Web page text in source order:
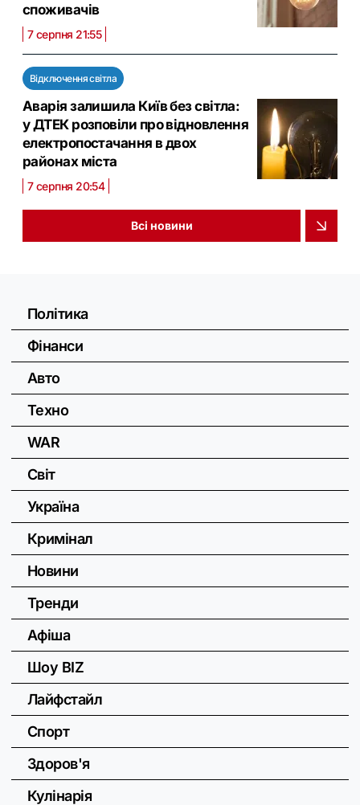
споживачів
7 серпня 21:55
Відключення світла
Аварія залишила Київ без світла:
у ДТЕК розповіли про відновлення
електропостачання в двох
районах міста
7 серпня 20:54
Всі новини
Політика
Фінанси
Авто
Техно
WAR
Світ
Україна
Кримінал
Новини
Тренди
Афіша
Шоу BIZ
Лайфстайл
Спорт
Здоров'я
Кулінарія